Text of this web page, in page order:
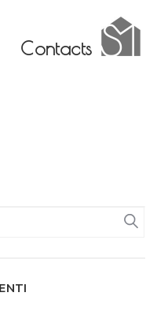
×
×
Contacts